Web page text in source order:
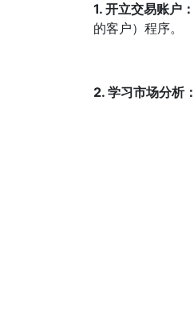
1. 开立交易账户：
的客户）程序。
2. 学习市场分析：